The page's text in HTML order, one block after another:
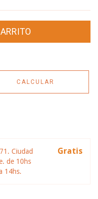
CALCULAR
Ciudad
de 10hs
14hs.
Gratis